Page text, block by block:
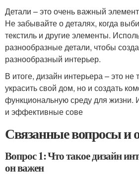
Детали – это очень важный
Не забывайте о деталях, когда
текстиль и другие элементы.
разнообразные детали, чтобы
разнообразный интерьер.
В итоге, дизайн интерьера – это не
украсить свой дом, но и создать
функциональную среду для жизни.
и эффективные сове
Связанные вопросы и
Вопрос 1: Что такое дизайн
он важен